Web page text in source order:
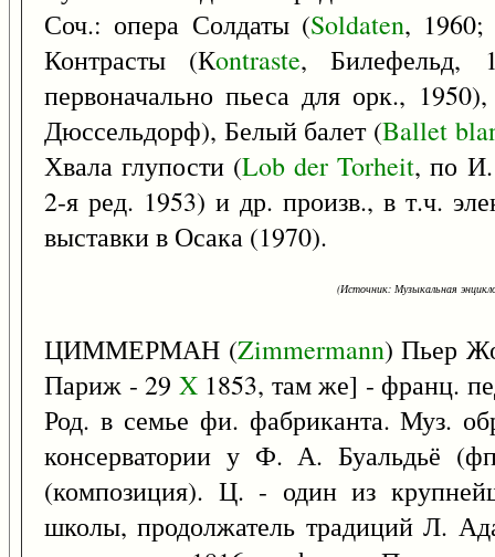
Соч.: опера Солдаты (Soldaten, 1960;
Контрасты (Кontraste, Билефельд,
первоначально пьеса для орк.,
Дюссельдорф), Белый балет (Ballet
Хвала глупости (Lob der Torheit, по
2-я ред. 1953) и др. произв., в т.ч.
выставки в Осака (1970).
(Источник: Музыкальная
ЦИММЕРМАН (Zimmermann) Пьер
Париж - 29 X1853, там же] - франц.
Род. в семье фи. фабриканта. Муз.
консерватории у Ф. А. Буальдьё
(композиция). Ц. - один из
школы, продолжатель традиций Л.